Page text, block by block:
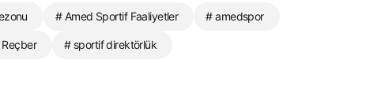
# Amed Sportif Faaliyetler # amedspor
# sportif direktörlük